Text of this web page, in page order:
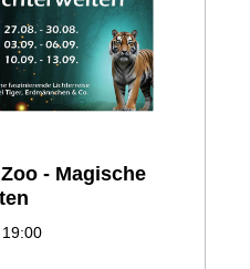
- Magische